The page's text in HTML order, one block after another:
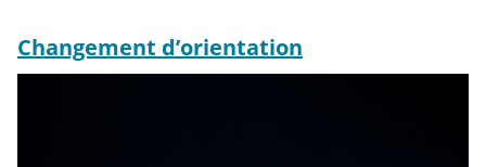
Changement d’orientation